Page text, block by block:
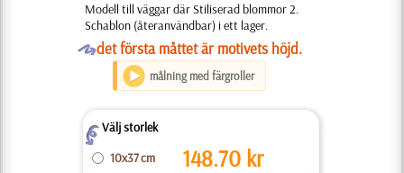
Modell till väggar där Stiliserad blommor 2.
Schablon (återanvändbar) i ett lager.
Odet första måttet är motivets höjd.
målning med färgroller
ZVälj storlek
10x37 cm
148.70 kr